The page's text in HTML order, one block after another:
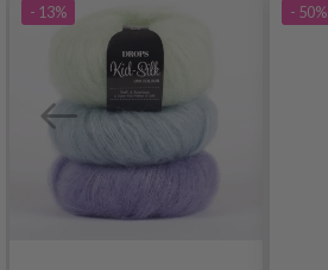
- 13% - 50%